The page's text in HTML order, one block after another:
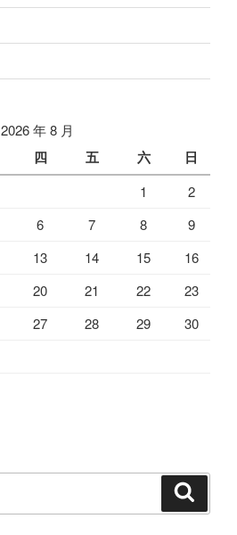
2026 年 8 月
四 五 六 日
1
2
6 7 8
9
13 14 15
16
20 21 22
23
27 28 29
30